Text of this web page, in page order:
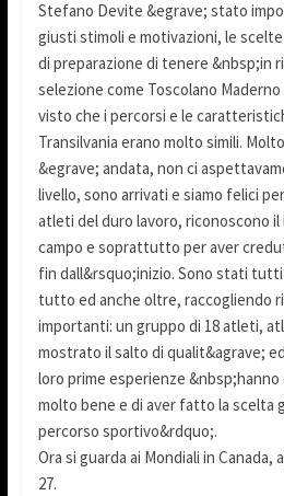
Stefano Devite &egrave; stato
giusti stimoli e motivazioni, le
di preparazione di tenere &nbsp;in
selezione come Toscolano
visto che i percorsi e le
Transilvania erano molto simili.
&egrave; andata, non ci
livello, sono arrivati e siamo felici
atleti del duro lavoro, riconoscono
campo e soprattutto per aver
fin dall&rsquo;inizio. Sono stati
tutto ed anche oltre, raccogliendo
importanti: un gruppo di 18 atleti,
mostrato il salto di qualit&agrave;
loro prime esperienze
molto bene e di aver fatto la scelta
percorso sportivo&rdquo;.
Ora si guarda ai Mondiali in Canada,
27.